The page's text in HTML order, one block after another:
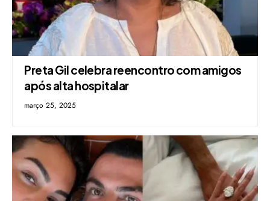
Preta Gil celebra reencontro com amigos
após alta hospitalar
março 25, 2025